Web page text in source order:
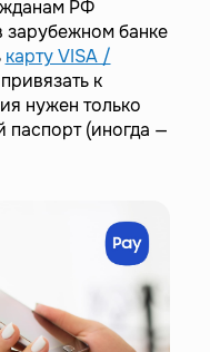
РФ
зарубежном банке
карту VISA /
к
нужен только
паспорт (иногда —